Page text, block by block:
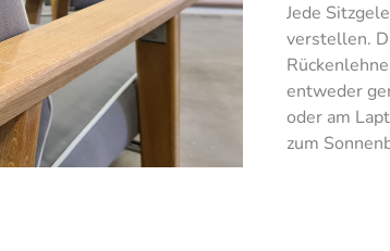
Jede
verstellen.
entweder
oder am
zum